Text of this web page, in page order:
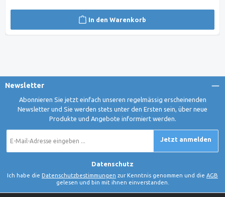
In den Warenkorb
Newsletter
Abonnieren Sie jetzt einfach unseren regelmässig erscheinenden
Newsletter und Sie werden stets unter den Ersten sein, über neue
Produkte und Angebote informiert werden.
Mail-
Jetzt anmelden
Datenschutz
Ich habe die Datenschutzbestimmungen zur Kenntnis genommen und die AGB
gelesen und bin mit ihnen einverstanden.